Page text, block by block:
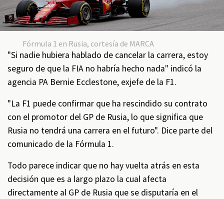
Fórmula 1 en Rusia, cortesía de MARCA
"Si nadie hubiera hablado de cancelar la carrera, estoy
seguro de que la FIA no habría hecho nada" indicó la
agencia PA Bernie Ecclestone, exjefe de la F1.
"La F1 puede confirmar que ha rescindido su contrato
con el promotor del GP de Rusia, lo que significa que
Rusia no tendrá una carrera en el futuro". Dice parte del
comunicado de la Fórmula 1.
Todo parece indicar que no hay vuelta atrás en esta
decisión que es a largo plazo la cual afecta
directamente al GP de Rusia que se disputaría en el